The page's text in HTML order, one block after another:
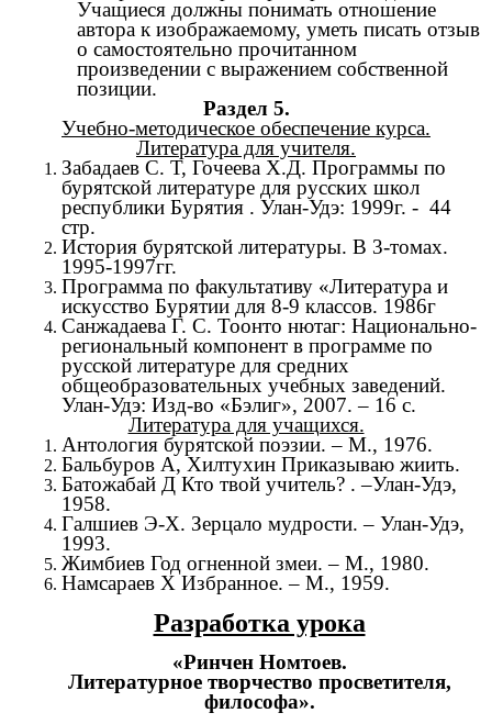
Учащиеся должны понимать отношение
автора к изображаемому, уметь писать отзыв
о самостоятельно прочитанном
произведении с выражением собственной
позиции.
Раздел 5.
Учебно-методическое обеспечение курса.
Литература для учителя.
Забадаев С. Т, Гочеева Х.Д. Программы по
бурятской литературе для русских школ
республики Бурятия . Улан-Удэ: 1999г. - 44
стр.
История бурятской литературы. В 3-томах.
1995-1997гг.
Программа по факультативу «Литература и
искусство Бурятии для 8-9 классов. 1986г
Санжадаева Г. С. Тоонто нютаг: Национально-
региональный компонент в программе по
русской литературе для средних
общеобразовательных учебных заведений.
Улан-Удэ: Изд-во «Бэлиг», 2007. – 16 с.
Литература для учащихся.
Антология бурятской поэзии. – М., 1976.
Бальбуров А, Хилтухин Приказываю жиить.
Батожабай Д Кто твой учитель? . –Улан-Удэ,
1958.
Галшиев Э-Х. Зерцало мудрости. – Улан-Удэ,
1993.
Жимбиев Год огненной змеи. – М., 1980.
Намсараев Х Избранное. – М., 1959.
Разработка урока
«Ринчен Номтоев.
Литературное творчество просветителя,
философа».